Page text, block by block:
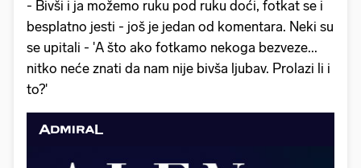
- Bivši i ja možemo ruku pod ruku doći, fotkat se i
besplatno jesti - još je jedan od komentara. Neki su
se upitali - 'A što ako fotkamo nekoga bezveze...
nitko neće znati da nam nije bivša ljubav. Prolazi li i
to?'